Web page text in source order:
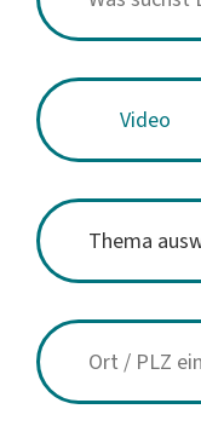
Video